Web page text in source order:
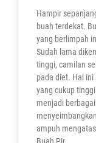
Hampir
buah terdekat.
yang berlimpah
Sudah lama
tinggi, camilan
pada diet. Hal
yang cukup
menjadi
ampuh
Buah Pir